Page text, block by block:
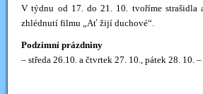
V týdnu od 17. do 21. 10. tvoříme strašidla
zhlédnutí filmu „Ať žijí duchové“.
Podzimní prázdniny
– středa 26.10. a čtvrtek 27. 10., pátek 28. 10.